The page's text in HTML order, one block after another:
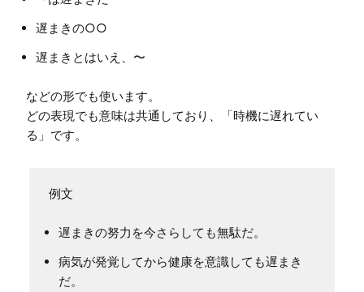
遅まきの○○
遅まきとはいえ、〜
などの形でも使います。
どの表現でも意味は共通しており、「時機に遅れてい
遅まきの努力を今さらしても無駄だ。
病気が発覚してから健康を意識しても遅まき
だ。